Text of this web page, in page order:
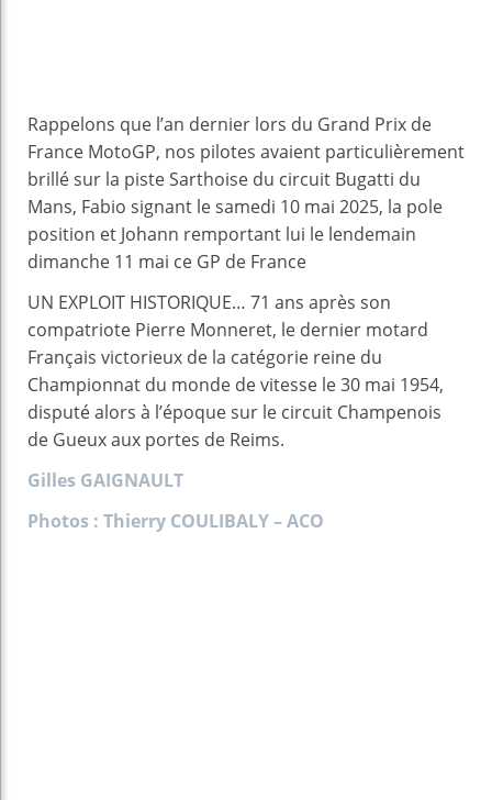
Rappelons que l’an dernier lors du Grand Prix de
France MotoGP, nos pilotes avaient particulièrement
brillé sur la piste Sarthoise du circuit Bugatti du
Mans, Fabio signant le samedi 10 mai 2025, la pole
position et Johann remportant lui le lendemain
dimanche 11 mai ce GP de France
UN EXPLOIT HISTORIQUE… 71 ans après son
compatriote Pierre Monneret, le dernier motard
Français victorieux de la catégorie reine du
Championnat du monde de vitesse le 30 mai 1954,
disputé alors à l’époque sur le circuit Champenois
de Gueux aux portes de Reims.
Gilles GAIGNAULT
Photos : Thierry COULIBALY – ACO